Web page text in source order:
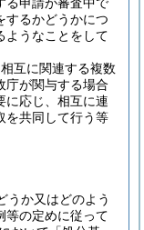
するかどうかにつ
ようなことをして
互に関連する複数
庁が関与する場合
に応じ、相互に連
を共同して行う等
うか又はどのよう
等の定めに従って